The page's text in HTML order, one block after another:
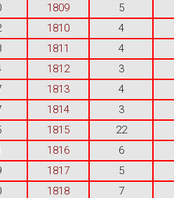
1809 5
1810 4
1811 4
1812 3
1813 4
1814 3
1815 22
1816 6
1817 5
1818 7